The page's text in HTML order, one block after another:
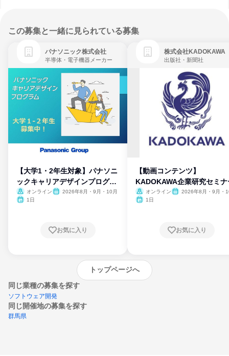
この募集と一緒に見られている募集
パナソニック株式会社
半導体・電子機器メーカー
【大学1・2年生対象】パナソニ
ックキャリアデザインプログラ
ム
オンライン
2026年8月・9月・10月
1日
お気に入り
株式会社KADOKAWA
出版社・新聞社
【動画コンテンツ】
KADOKAWA企業研究セミナ
オンライン
2026年8月・9月・
1日
お気に入り
トップページへ
同じ業種の募集を探す
ソフトウェア開発
同じ開催地の募集を探す
群馬県